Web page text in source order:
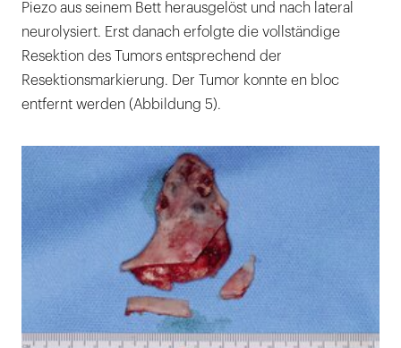
Piezo aus seinem Bett herausgelöst und nach lateral
neurolysiert. Erst danach erfolgte die vollständige
Resektion des Tumors entsprechend der
Resektionsmarkierung. Der Tumor konnte en bloc
entfernt werden (Abbildung 5).